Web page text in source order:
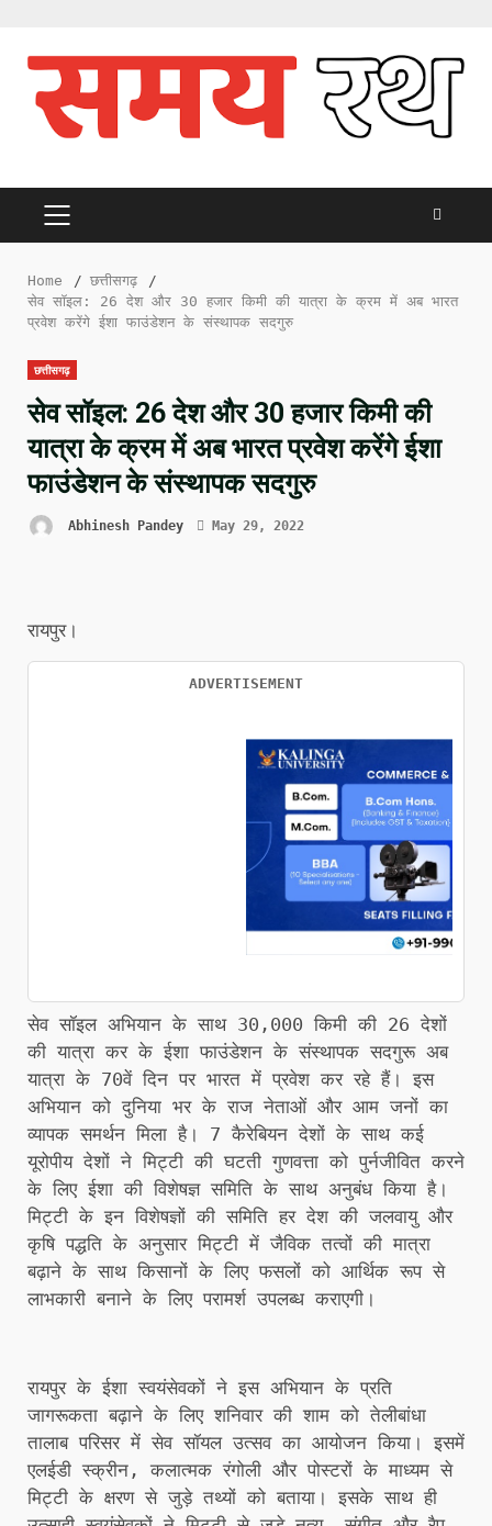
content
PRIMARY
Home
छत्तीसगढ़
सेव सॉइल: 26 देश और 30 हजार किमी की यात्रा के क्रम में अब भारत
प्रवेश करेंगे ईशा फाउंडेशन के संस्थापक सदगुरु
छत्तीसगढ़
सेव सॉइल: 26 देश और 30 हजार किमी की
यात्रा के क्रम में अब भारत प्रवेश करेंगे ईशा
फाउंडेशन के संस्थापक सदगुरु
Abhinesh Pandey May 29, 2022
रायपुर।
ADVERTISEMENT
सेव सॉइल अभियान के साथ 30,000 किमी की 26 देशों
की यात्रा कर के ईशा फाउंडेशन के संस्थापक सदगुरू अब
यात्रा के 70वें दिन पर भारत में प्रवेश कर रहे हैं। इस
अभियान को दुनिया भर के राज नेताओं और आम जनों का
व्यापक समर्थन मिला है। 7 कैरेबियन देशों के साथ कई
यूरोपीय देशों ने मिट्टी की घटती गुणवत्ता को पुर्नजीवित करने
के लिए ईशा की विशेषज्ञ समिति के साथ अनुबंध किया है।
मिट्टी के इन विशेषज्ञों की समिति हर देश की जलवायु और
कृषि पद्धति के अनुसार मिट्टी में जैविक तत्वों की मात्रा
बढ़ाने के साथ किसानों के लिए फसलों को आर्थिक रूप से
लाभकारी बनाने के लिए परामर्श उपलब्ध कराएगी।
रायपुर के ईशा स्वयंसेवकों ने इस अभियान के प्रति
जागरूकता बढ़ाने के लिए शनिवार की शाम को तेलीबांधा
तालाब परिसर में सेव सॉयल उत्सव का आयोजन किया। इसमें
एलईडी स्क्रीन, कलात्मक रंगोली और पोस्टरों के माध्यम से
मिट्टी के क्षरण से जुड़े तथ्यों को बताया। इसके साथ ही